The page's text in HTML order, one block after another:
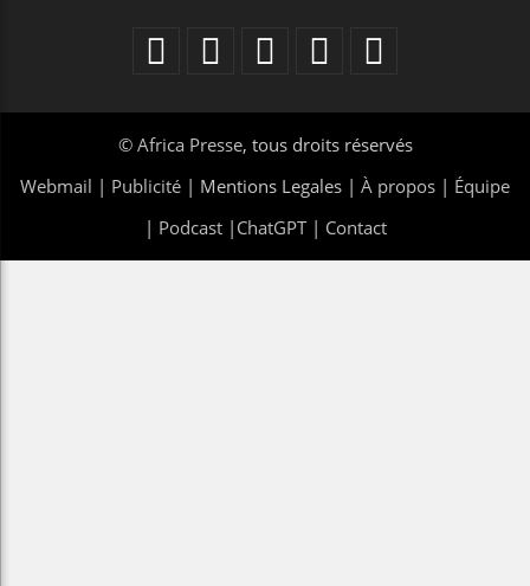
© Africa Presse, tous droits réservés
Webmail | Publicité | Mentions Legales | À propos | Équipe
| Podcast| ChatGPT| Contact